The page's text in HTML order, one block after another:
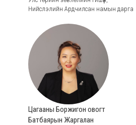
Нийслэлийн Ардчилсан намын дарга
Цагааны Боржигон овогт
Батбаярын Жаргалан